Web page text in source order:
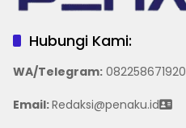
Hubungi Kami:
WA/Telegram: 082258671920
Email:Redaksi@penaku.id